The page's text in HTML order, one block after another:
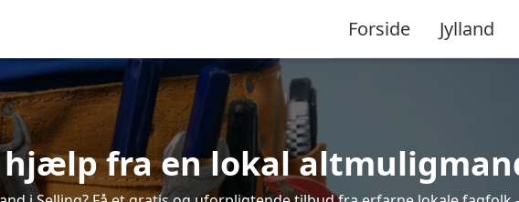
Forside Jylland
hjælp fra en lokal